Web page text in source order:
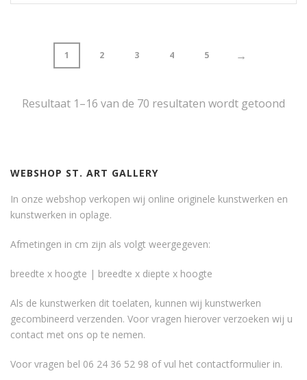
1 2 3 4 5 →
Resultaat 1–16 van de 70 resultaten wordt getoond
WEBSHOP ST. ART GALLERY
In onze webshop verkopen wij online originele kunstwerken en
kunstwerken in oplage.
Afmetingen in cm zijn als volgt weergegeven:
breedte x hoogte | breedte x diepte x hoogte
Als de kunstwerken dit toelaten, kunnen wij kunstwerken
gecombineerd verzenden. Voor vragen hierover verzoeken wij u
contact met ons op te nemen.
Voor vragen bel 06 24 36 52 98 of vul het contactformulier in.